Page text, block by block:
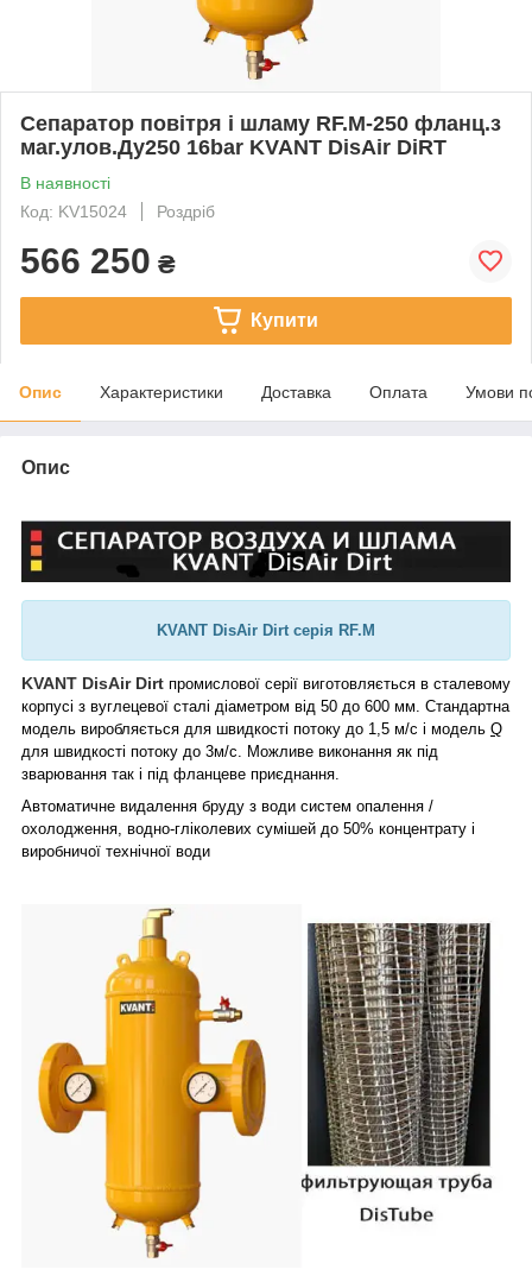
Сепаратор повітря і шламу RF.М-250 фланц.з
маг.улов.Ду250 16bar KVANT DisAir DiRT
В наявності
Код: KV15024
Роздріб
566 250 ₴
Купити
Опис Характеристики Доставка Оплата Умови
Опис
KVANT DisAir Dirt серія RF.M
KVANT DisAir Dirt промислової серії виготовляється в сталевому
корпусі з вуглецевої сталі діаметром від 50 до 600 мм. Стандартна
модель виробляється для швидкості потоку до 1,5 м/с і модель Q
для швидкості потоку до 3м/c. Можливе виконання як під
зварювання так і під фланцеве приєднання.
Автоматичне видалення бруду з води систем опалення /
охолодження, водно-гліколевих сумішей до 50% концентрату і
виробничої технічної води